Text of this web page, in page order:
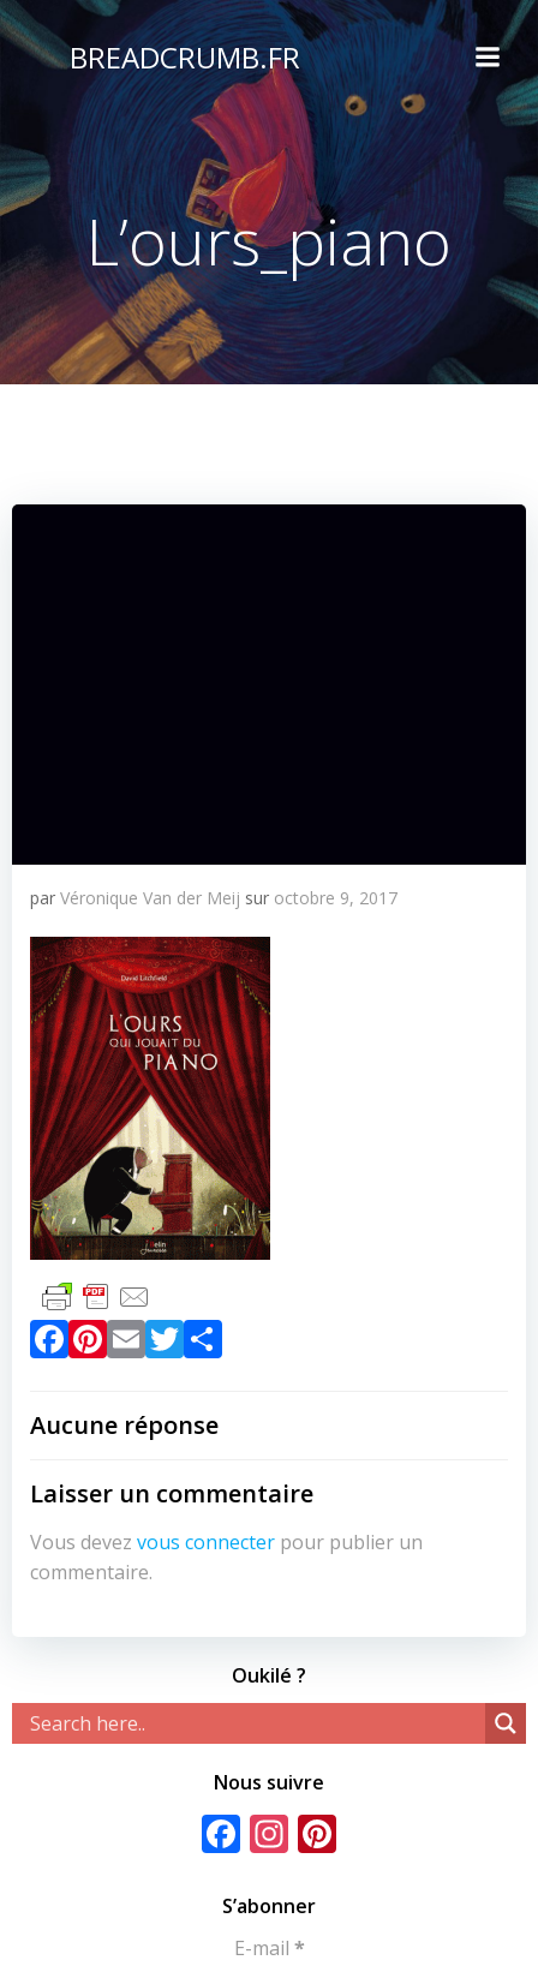
Aller
au
contenu
BREADCRUMB.FR
L’ours_piano
par Véronique Van der Meij sur octobre 9, 2017
Facebook
Pinterest
EmailTwitter
Aucune réponse
Laisser un commentaire
Vous devez vous connecter pour publier un
commentaire.
Oukilé ?
Nous suivre
Facebook
Instagram
S’abonner
E-mail *